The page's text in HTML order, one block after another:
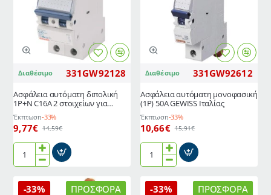
θερμοσίφωνα-
GEWISS
Διαθέσιμο 331GW92128
Ασφάλεια αυτόματη διπολική
1P+N C16A 2 στοιχείων για
θερμοσίφωνα-κουζίνα GEWISS
Ιταλίας
Έκπτωση-33%
9,77€ 14,59€
Ασφάλεια
διπολική
Διαθέσιμο 331GW92612
Ασφάλεια αυτόματη μονοφασική
(1P) 50A GEWISS Ιταλίας
Έκπτωση-33%
10,66€ 15,91€
Ασφάλεια
μονοφασική
ΠΡΟΣΦΟΡΆ
-33% ΠΡΟΣΦΟΡΆ
-33%